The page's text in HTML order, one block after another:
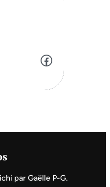
Facebook
par Gaëlle P-G.